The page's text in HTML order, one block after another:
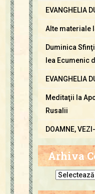
EVANGHELIA
Alte materiale
Duminica
lea Ecumenic
EVANGHELIA
Meditaţii la
Rusalii
DOAMNE,
Arhiva